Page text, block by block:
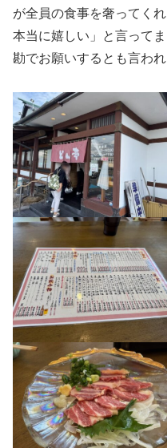
が全員の食事を奢ってく
本当に嬉しい」と言って
勘でお願いするとも言わ